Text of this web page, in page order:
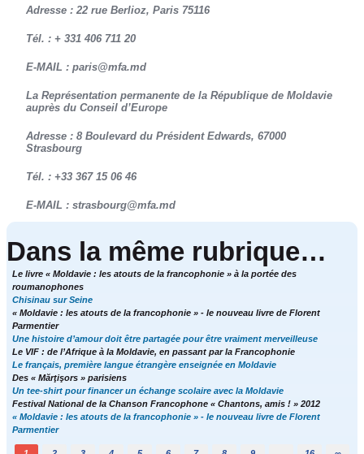
Adresse : 22 rue Berlioz, Paris 75116
Tél. : + 331 406 711 20
E-MAIL : paris@mfa.md
La Représentation permanente de la République de Moldavie
auprès du Conseil d’Europe
Adresse : 8 Boulevard du Président Edwards, 67000
Strasbourg
Tél. : +33 367 15 06 46
E-MAIL : strasbourg@mfa.md
Dans la même rubrique…
Le livre « Moldavie : les atouts de la francophonie » à la portée des
roumanophones
Chisinau sur Seine
« Moldavie : les atouts de la francophonie » - le nouveau livre de Florent
Parmentier
Une histoire d’amour doit être partagée pour être vraiment merveilleuse
Le VIF : de l’Afrique à la Moldavie, en passant par la Francophonie
Le français, première langue étrangère enseignée en Moldavie
Des « Mărţişors » parisiens
Un tee-shirt pour financer un échange scolaire avec la Moldavie
Festival National de la Chanson Francophone « Chantons, amis ! » 2012
« Moldavie : les atouts de la francophonie » - le nouveau livre de Florent
Parmentier